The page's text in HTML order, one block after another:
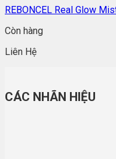
REBONCEL Real Glow
Còn hàng
Liên Hệ
CÁC NHÃN HIỆU